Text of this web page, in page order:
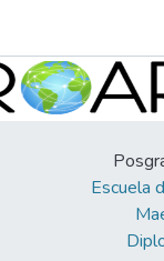
Escuela